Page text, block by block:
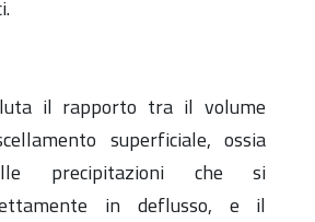
il rapporto tra il volume
superficiale, ossia
precipitazioni che si
in deflusso, e il